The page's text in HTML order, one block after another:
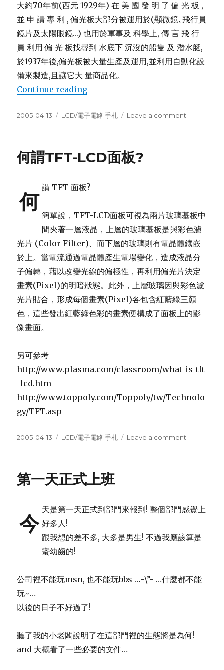
大約70年前(西元 1929年) 在 美 國 發 明 了 偏 光 板 ,
並 申 請 專 利 , 偏光板大部分被運用於(顯微鏡､飛行員
鏡片及太陽眼鏡…) 也用於軍事及 科學上, 傳 言 飛 行
員 利用 偏 光 板找尋到 水底下 沉沒的船隻 及 潛水艇,
於1937年後,偏光板被大量生產及運用,並利用自動化設
備來製造,且讓它大 量商品化。
Continue reading“何謂偏光板及其應用”
Posted
2005-04-13 Categories
LCD/電子電路 手札 Leave a comment
何謂TFT-LCD面板?
何
謂 TFT 面板?
簡單說，TFT-LCD面板可視為兩片玻璃基板中
間夾著一層液晶，上層的玻璃基板是與彩色濾
光片 (Color Filter)、而下層的玻璃則有電晶體鑲嵌
於上。當電流通過電晶體產生電場變化，造成液晶分
子偏轉，藉以改變光線的偏極性，再利用偏光片決定
畫素(Pixel)的明暗狀態。此外，上層玻璃因與彩色濾
光片貼合，形成每個畫素(Pixel)各包含紅藍綠三顏
色，這些發出紅藍綠色彩的畫素便構成了面板上的影
像畫面。
另可參考
http://www.plasma.com/classroom/what_is_tft
_lcd.htm
http://www.toppoly.com/Toppoly/tw/Technolo
gy/TFT.asp
Posted
2005-04-13 Categories
LCD/電子電路 手札 Leave a comment
第一天正式上班
今
天是第一天正式到部門來報到! 整個部門感覺上
好多人!
跟我想的差不多, 大多是男生! 不過我應該算是
蠻幼齒的!
公司裡不能玩msn, 也不能玩bbs …-\”- …什麼都不能
玩~…
以後的日子不好過了!
聽了我的小老闆說明了在這部門裡的生態將是為何!
and 大概看了一些必要的文件…